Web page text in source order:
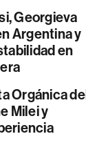
Georgieva
Argentina y
en
Orgánica del
Milei y